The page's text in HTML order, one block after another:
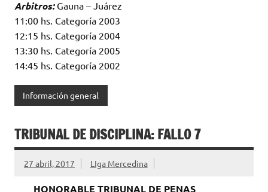
Arbitros:Gauna – Juárez
11:00 hs. Categoría 2003
12:15 hs. Categoría 2004
13:30 hs. Categoría 2005
14:45 hs. Categoría 2002
Información general
TRIBUNAL DE DISCIPLINA: FALLO 7
27 abril, 2017 LIga Mercedina
HONORABLE TRIBUNAL DE PENAS